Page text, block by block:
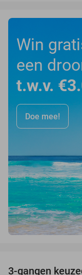
Win
een
t.w.v.
Doe mee!
3-gangen